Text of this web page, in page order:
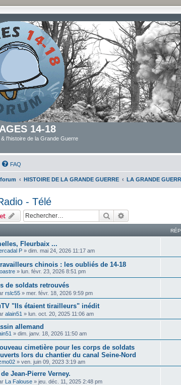
14-18
l'histoire de la Grande Guerre
FAQ
HISTOIRE DE LA GRANDE GUERRE LA GRANDE
- Télé
Rechercher
Fleurbaix ...
P » dim. mai 24, 2026 11:17 am
chinois : les oubliés de 14-18
» lun. févr. 23, 2026 8:51 pm
de soldats retrouvés
rslc55 » mer. févr. 18, 2026 9:59 pm
"Ils étaient tirailleurs" inédit
alain51 » lun. oct. 20, 2025 11:06 am
allemand
» dim. janv. 18, 2026 11:50 am
cimetière pour les corps de soldats
lors du chantier du canal Seine-Nord
» ven. juin 09, 2023 3:19 am
Jean-Pierre Verney.
La Falouse » jeu. déc. 11, 2025 2:48 pm